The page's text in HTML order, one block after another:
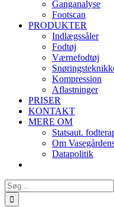
Ganganalyse
Footscan
PRODUKTER
Indlægssåler
Fodtøj
Værnefodtøj
Kompression
Aflastninger
PRISER
KONTAKT
MERE OM
Statsaut.
Om
Datapolitik
Søg
efter: